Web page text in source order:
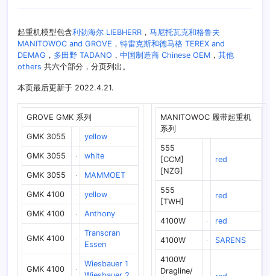
起重机模型包含利勃海尔 LIEBHERR ， 马尼托瓦克和格鲁夫
MANITOWOC and GROVE ， 特雷克斯和德马格 TEREX and
DEMAG ， 多田野 TADANO ， 中国制造商 Chinese OEM ， 其他
others 共六个部分，分页列出。
本页最后更新于 2022.4.21.
GROVE GMK 系列
GMK 3055 yellow
GMK 3055 white
GMK 3055 MAMMOET
GMK 4100 yellow
GMK 4100 Anthony
GMK 4100
Transcran
Essen
GMK 4100
Wiesbauer 1
MANITOWOC 履带起重机
系列
555
[CCM]
[NZG]
red
555
[TWH]
red
4100W red
4100W SARENS
4100W
Dragline/